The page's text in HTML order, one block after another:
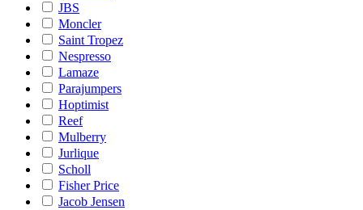
JBS
Moncler
Saint Tropez
Nespresso
Lamaze
Parajumpers
Hoptimist
Reef
Mulberry
Jurlique
Scholl
Fisher Price
Jacob Jensen